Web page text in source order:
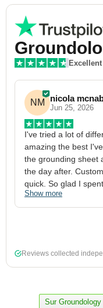
Excellent
NM nicola
Jun 25, 2026
I've tried a lot of
amazing the best
the grounding sheet
the day after.
quick. So glad I
money xx
Show more
Reviews collected
Sur Groundology